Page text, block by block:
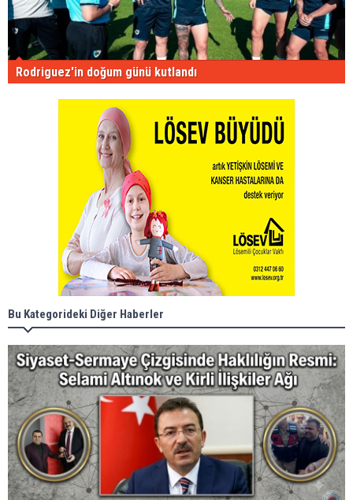
Rodriguez'in doğum günü kutlandı
Bu Kategorideki Diğer Haberler